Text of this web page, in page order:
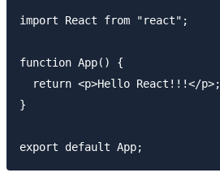
import React from "react";
function App() {
  return <p>Hello React!!!</p>;
}